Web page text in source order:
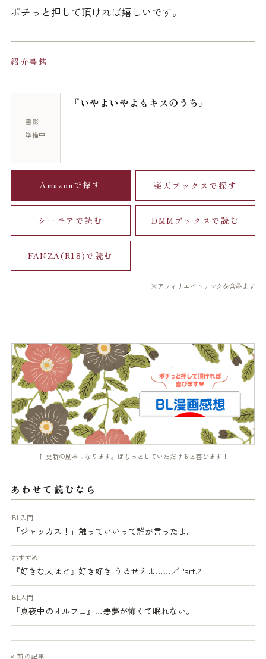
ポチっと押して頂ければ嬉しいです。
紹介書籍
書影
準備中
『いやよいやよもキスのうち』
Amazonで探す 楽天ブックスで探す
シーモアで読む DMMブックスで読む
FANZA(R18)で読む
※アフィリエイトリンクを含みます
↑ 更新の励みになります。ぽちっとしていただけると喜びます！
あわせて読むなら
BL入門
「ジャッカス！」触っていいって誰が言ったよ。
おすすめ
『好きな人ほど』好き好き うるせえよ……／Part.2
BL入門
『真夜中のオルフェ』…悪夢が怖くて眠れない。
« 前の記事